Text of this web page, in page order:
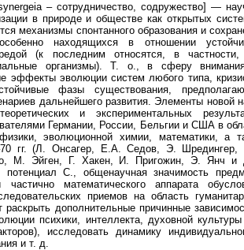
– сотрудничество, содружество] —
в природе и обществе как открытых
механизмы спонтанного образования и
находящихся в отношении
(к последним относятся, в
организмы). Т. о., в сферу
эффекты эволюции систем любого типа,
фазы существования,
дальнейшего развития. Элементы новой
и экспериментальных
Германии, России, Бельгии и США в
эволюционной химии, математики, а
гг. (Л. Онсагер, Е.А. Седов, Э. Шредингер,
М. Эйген, Г. Хакен, И. Пригожин, Э. Янч и
потенциал С., общенаучная значимость
математического аппарата
приемов на область
раскрыть дополнительные причинные
психики, интеллекта, духовной культуры
исследовать динамику
и т. д.